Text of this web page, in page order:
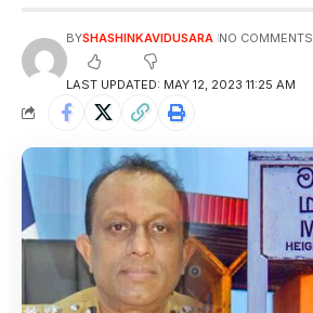
LAST UPDATED: MAY 12, 2023 11:25 AM
BYSHASHINKAVIDUSARA NO COMMENTS